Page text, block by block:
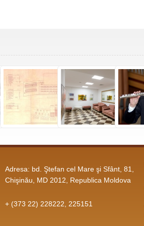
Adresa: bd. Ştefan cel Mare şi Sfânt, 81,
Chişinău, MD 2012, Republica Moldova
+ (373 22) 228222, 225151